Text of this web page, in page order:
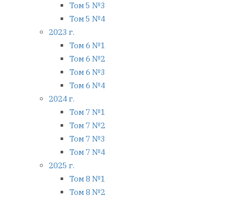
Том 5 №3
Том 5 №4
2023 г.
Том 6 №1
Том 6 №2
Том 6 №3
Том 6 №4
2024 г.
Том 7 №1
Том 7 №2
Том 7 №3
Том 7 №4
2025 г.
Том 8 №1
Том 8 №2